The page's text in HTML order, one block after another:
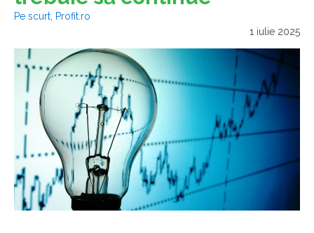
Pe scurt, Profit.ro
1 iulie 2025